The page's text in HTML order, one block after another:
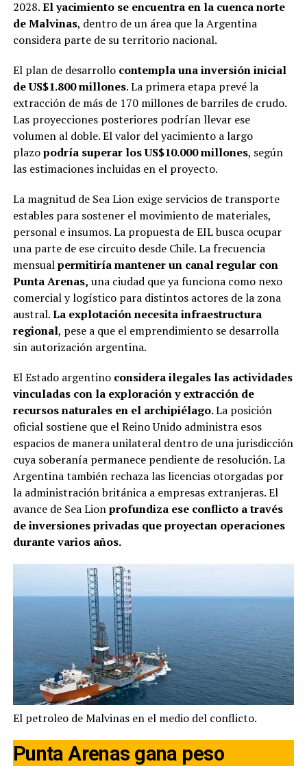
2028.El yacimiento se encuentra en la cuenca norte
de Malvinas, dentro de un área que la Argentina
considera parte de su territorio nacional.
El plan de desarrollocontempla una inversión inicial
de US$1.800 millones. La primera etapa prevé la
extracción de más de 170 millones de barriles de crudo.
Las proyecciones posteriores podrían llevar ese
volumen al doble. El valor del yacimiento a largo
plazopodría superar los US$10.000 millones, según
las estimaciones incluidas en el proyecto.
La magnitud de Sea Lion exige servicios de transporte
estables para sostener el movimiento de materiales,
personal e insumos. La propuesta de EIL busca ocupar
una parte de ese circuito desde Chile. La frecuencia
mensualpermitiría mantener un canal regular con
Punta Arenas, una ciudad que ya funciona como nexo
comercial y logístico para distintos actores de la zona
austral.La explotación necesita infraestructura
regional, pese a que el emprendimiento se desarrolla
sin autorización argentina.
El Estado argentino considera ilegales las actividades
vinculadas con la exploración y extracción de
recursos naturales en el archipiélago.La posición
oficial sostiene que el Reino Unido administra esos
espacios de manera unilateral dentro de una jurisdicción
cuya soberanía permanece pendiente de resolución. La
Argentina también rechaza las licencias otorgadas por
la administración británica a empresas extranjeras. El
avance de Sea Lionprofundiza ese conflicto a través
de inversiones privadas que proyectan operaciones
durante varios años.
El petroleo de Malvinas en el medio del conflicto.
Punta Arenas gana peso